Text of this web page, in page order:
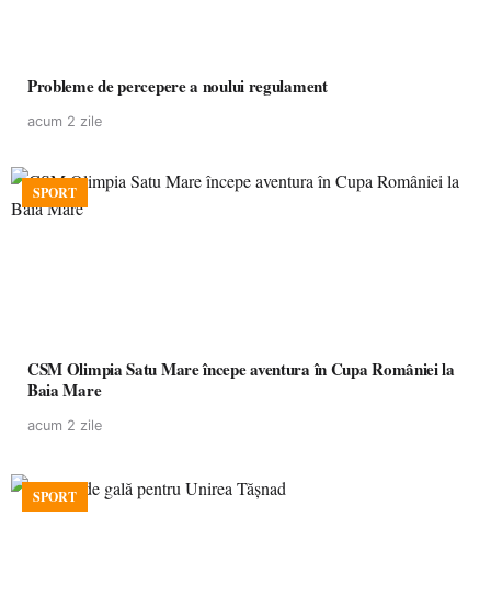
Probleme de percepere a noului regulament
acum 2 zile
SPORT
CSM Olimpia Satu Mare începe aventura în Cupa României la
Baia Mare
acum 2 zile
SPORT